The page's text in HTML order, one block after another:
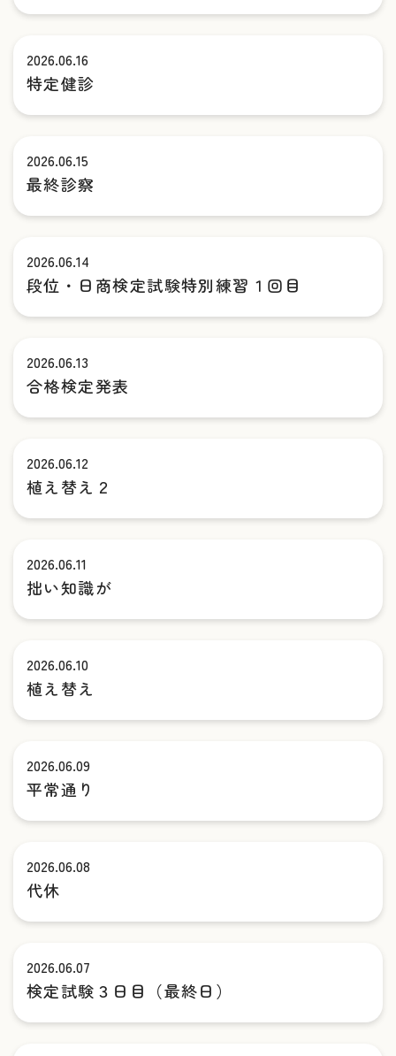
2026.06.16
特定健診
2026.06.15
最終診察
2026.06.14
段位・日商検定試験特別練習１回目
2026.06.13
合格検定発表
2026.06.12
植え替え２
2026.06.11
拙い知識が
2026.06.10
植え替え
2026.06.09
平常通り
2026.06.08
代休
2026.06.07
検定試験３日目（最終日）